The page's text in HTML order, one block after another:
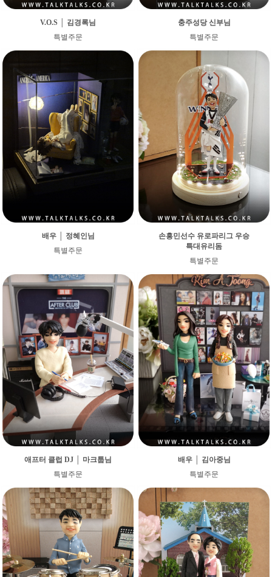
V.O.S │ 김경록님
특별주문
충주성당 신부님
특별주문
배우 │ 정혜인님
특별주문
손흥민선수 유로파리그 우승
특대유리돔
특별주문
애프터 클럽 DJ │ 마크툽님
특별주문
배우 │ 김아중님
특별주문